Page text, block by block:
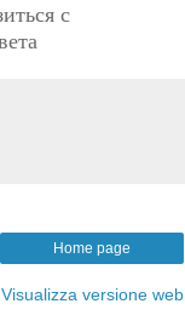
с
Home page
Visualizza versione web